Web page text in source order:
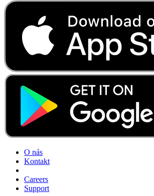
O nás
Kontakt
Careers
Support